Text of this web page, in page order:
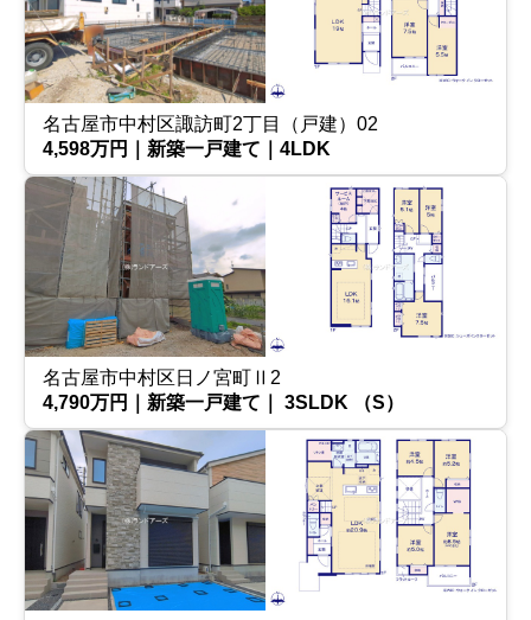
名古屋市中村区諏訪町2丁目（戸建）02
4,598万円｜新築一戸建て｜4LDK
名古屋市中村区日ノ宮町Ⅱ2
4,790万円｜新築一戸建て｜ 3SLDK （S）